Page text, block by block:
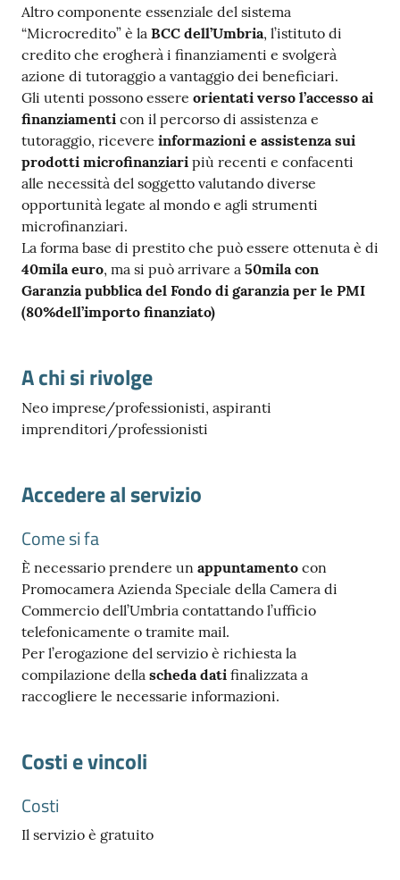
L'Impresa
Digitale
Ac
ce
di
Re
gis
Altro componente essenziale del sistema
“Microcredito” è la BCC dell’Umbria, l’istituto di
credito che erogherà i finanziamenti e svolgerà
azione di tutoraggio a vantaggio dei beneficiari.
Gli utenti possono essere orientati verso l’accesso ai
finanziamenti con il percorso di assistenza e
tutoraggio, ricevere informazioni e assistenza sui
prodotti microfinanziari più recenti e confacenti
alle necessità del soggetto valutando diverse
opportunità legate al mondo e agli strumenti
microfinanziari.
La forma base di prestito che può essere ottenuta è di
40mila euro, ma si può arrivare a 50mila con
Garanzia pubblica del Fondo di garanzia per le PMI
(80%dell’importo finanziato)
A chi si rivolge
Neo imprese/professionisti, aspiranti
imprenditori/professionisti
Accedere al servizio
Come si fa
È necessario prendere un appuntamento con
Promocamera Azienda Speciale della Camera di
Commercio dell’Umbria contattando l’ufficio
telefonicamente o tramite mail.
Per l’erogazione del servizio è richiesta la
compilazione della scheda dati finalizzata a
raccogliere le necessarie informazioni.
Costi e vincoli
Costi
Il servizio è gratuito